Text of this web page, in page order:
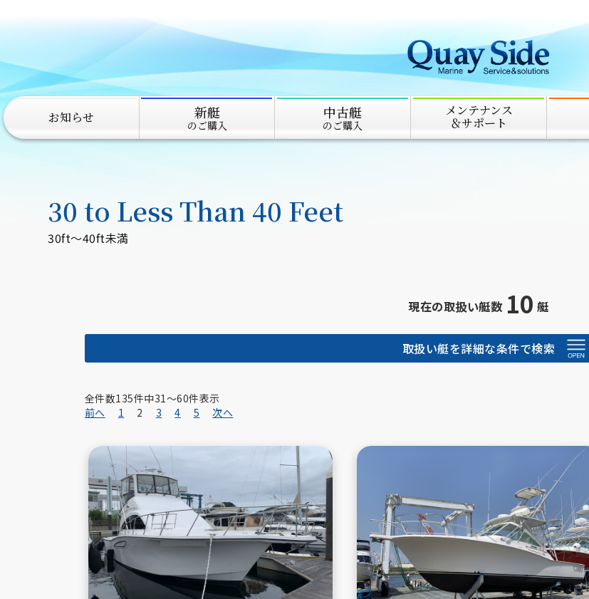
お知らせ 新艇
のご購入
中古艇
のご購入
メンテナンス
＆サポート
30ft～40ft未満
30 to Less Than 40 Feet
現在の取扱い艇数 10 艇
取扱い艇を詳細な条件で検索
メーカーから探す
Toyota Marine
全件数135件中31〜60件表示
前へ
1 2 3 4 5 次へ